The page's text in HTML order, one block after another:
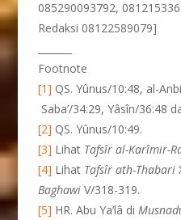
085290093792,
Redaksi 08122589079]
Footnote
[1] QS. Yûnus/10:48, al-
Saba’/34:29, Yâsîn/36:48
[2] QS. Yûnus/10:49.
[3] Lihat Tafsîr al-Karîmir-
[4] Lihat Tafsîr ath-Thabari
Baghawi V/318-319.
[5] HR. Abu Ya’lâ diMusnad